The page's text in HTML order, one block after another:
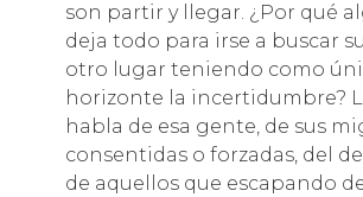
son partir y llegar. ¿Por qué
deja todo para irse a buscar
otro lugar teniendo como
horizonte la incertidumbre?
habla de esa gente, de sus
consentidas o forzadas, del
de aquellos que escapando